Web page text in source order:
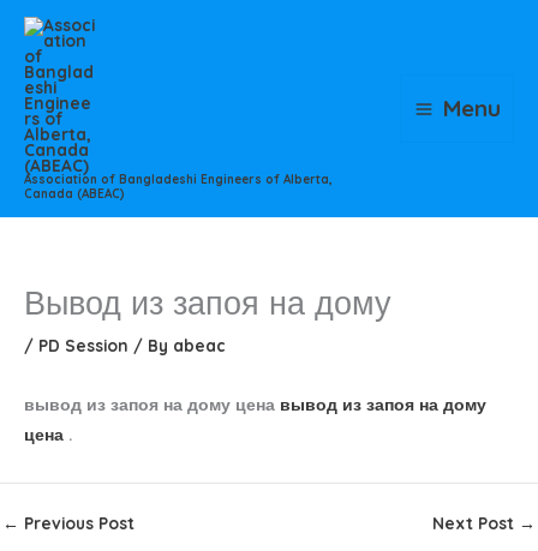
Skip
content
Association of Bangladeshi Engineers of Alberta,
Canada (ABEAC)
Menu
Вывод из запоя на дому
/ PD Session / By abeac
вывод из запоя на дому цена вывод из запоя на дому
цена .
← Previous Post Next Post →